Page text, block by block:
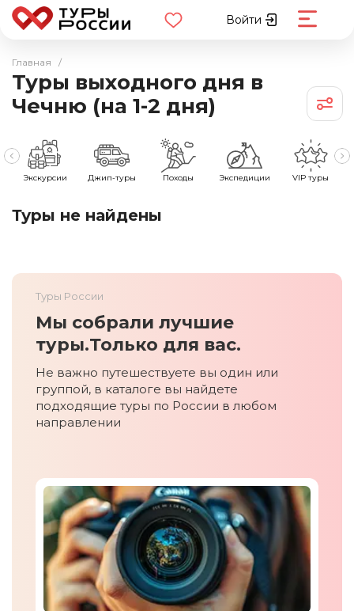
Войти
Главная /
Туры выходного дня в
Чечню (на 1-2 дня)
Экскурсии Джип-туры Походы Экспедиции VIP туры
Туры не найдены
Туры России
Мы собрали лучшие
туры.Только для вас.
Не важно путешествуете вы один или
группой, в каталоге вы найдете
подходящие туры по России в любом
направлении